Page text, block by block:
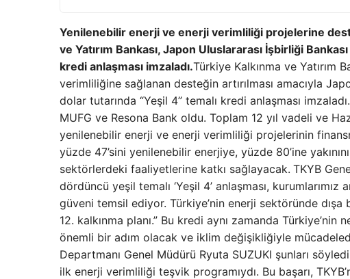
Yenilenebilir enerji ve enerji verimliliği projelerine
ve Yatırım Bankası, Japon Uluslararası İşbirliği
kredi anlaşması imzaladı.Türkiye Kalkınma ve Yatırım
verimliliğine sağlanan desteğin artırılması amacıyla
dolar tutarında “Yeşil 4” temalı kredi anlaşması
MUFG ve Resona Bank oldu. Toplam 12 yıl vadeli ve
yenilenebilir enerji ve enerji verimliliği projelerinin
yüzde 47’sini yenilenebilir enerjiye, yüzde 80’ine
sektörlerdeki faaliyetlerine katkı sağlayacak. TKYB
dördüncü yeşil temalı ‘Yeşil 4’ anlaşması,
güveni temsil ediyor. Türkiye’nin enerji sektöründe dışa
12. kalkınma planı.” Bu kredi aynı zamanda
önemli bir adım olacak ve iklim değişikliğiyle
Departmanı Genel Müdürü Ryuta SUZUKI şunları
ilk enerji verimliliği teşvik programıydı. Bu başarı,